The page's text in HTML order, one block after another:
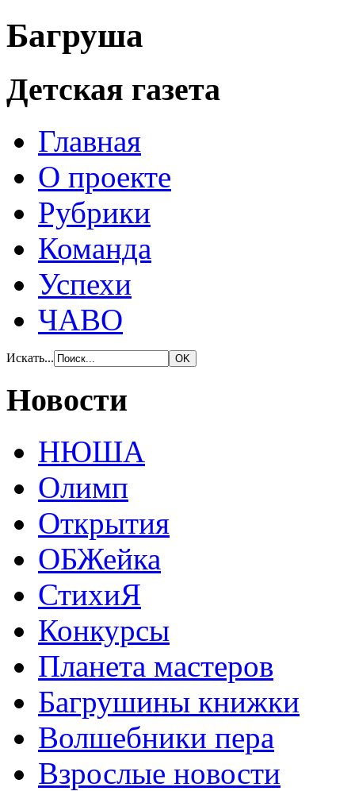
Багруша
Детская газета
Главная
О проекте
Рубрики
Команда
Успехи
ЧАВО
Искать...
Новости
НЮША
Олимп
Открытия
ОБЖейка
СтихиЯ
Конкурсы
Планета мастеров
Багрушины книжки
Волшебники пера
Взрослые новости